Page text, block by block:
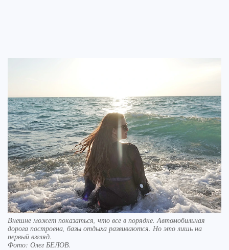
Внешне может показаться, что все в порядке. Автомобильная
дорога построена, базы отдыха развиваются. Но это лишь на
первый взгляд.
Фото: Олег БЕЛОВ.